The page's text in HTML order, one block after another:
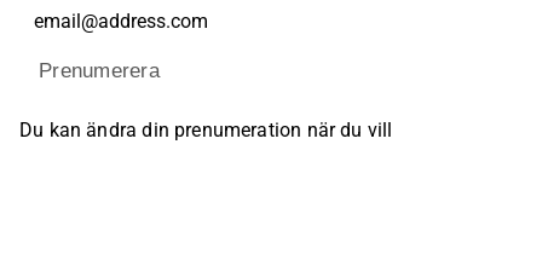
Prenumerera
Du kan ändra din prenumeration när du vill